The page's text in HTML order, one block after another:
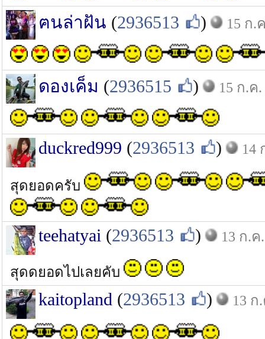
ฅนล่าฝัน (2936513 ) 15 ก.
ดองเค็ม (2936515 ) 15 ก.ค.
duckred999 (2936513 ) 14
สุดยอดครับ
teehatyai (2936513 ) 13 ก.ค
สุดดยอดไปเลยคับ
kaitopland (2936513 ) 13 ก